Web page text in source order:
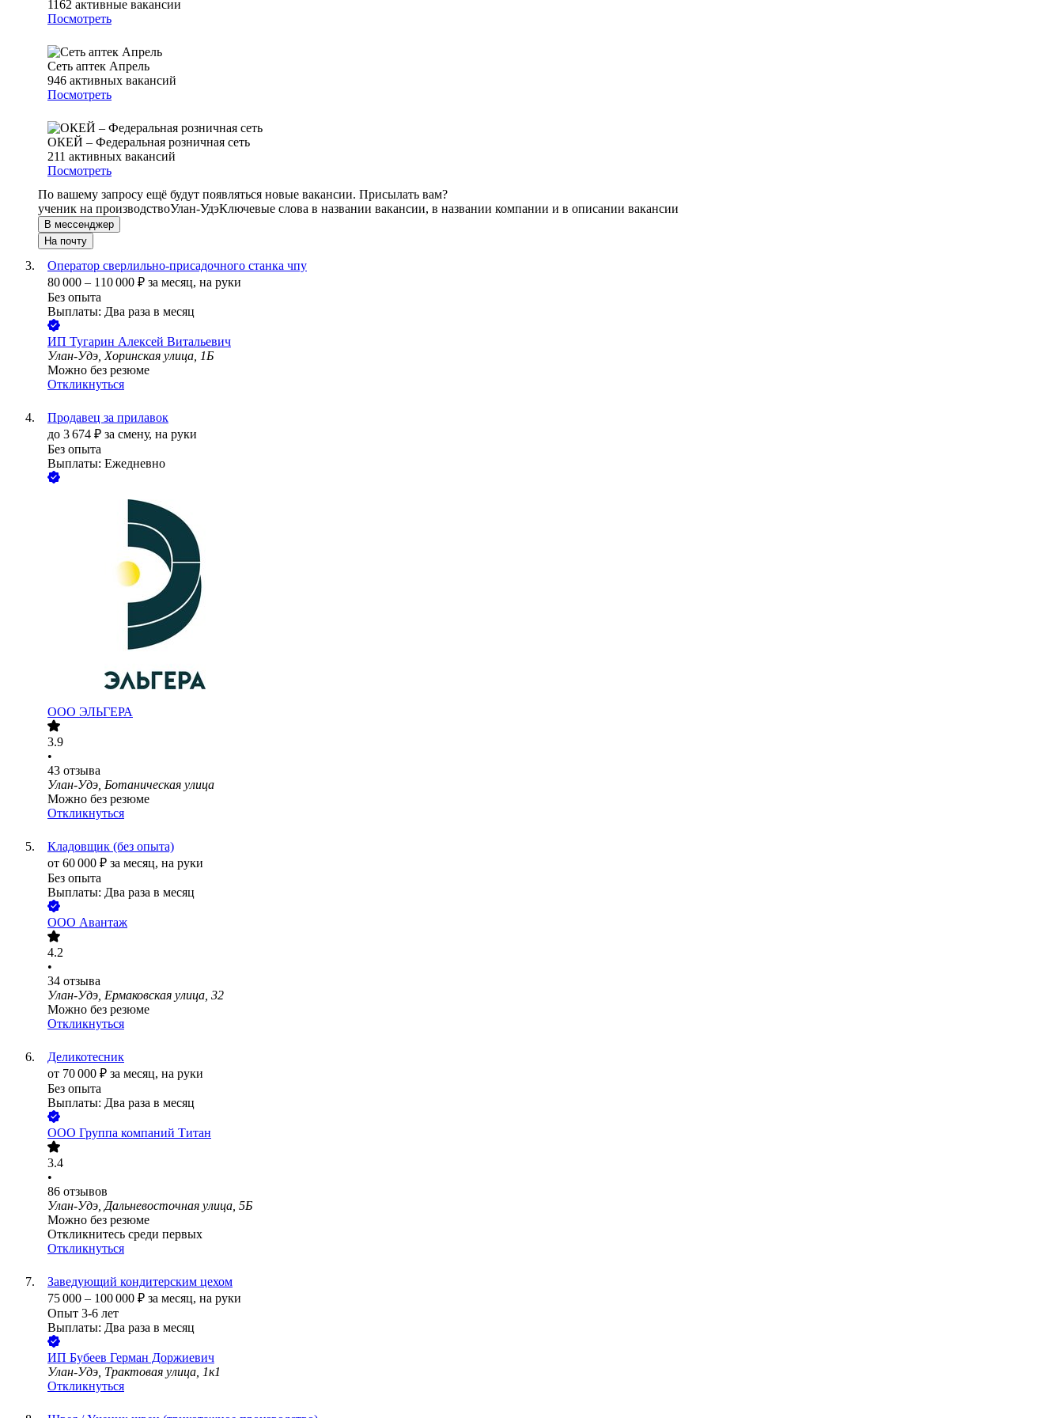
1162 активные вакансии
Посмотреть
Сеть аптек Апрель
946 активных вакансий
Посмотреть
ОКЕЙ – Федеральная розничная сеть
211 активных вакансий
Посмотреть
По вашему запросу ещё будут появляться новые вакансии. Присылать вам?
ученик на производствоУлан-УдэКлючевые слова в названии вакансии, в названии компании и в описании вакансии
В мессенджер
На почту
Оператор сверлильно-присадочного станка чпу
80 000 – 110 000 ₽ за месяц, на руки
Без опыта
Выплаты: Два раза в месяц
ИП Тугарин Алексей Витальевич
Улан-Удэ, Хоринская улица, 1Б
Можно без резюме
Откликнуться
Продавец за прилавок
до 3 674 ₽ за смену, на руки
Без опыта
Выплаты: Ежедневно
ООО ЭЛЬГЕРА
3.9
•
43 отзыва
Улан-Удэ, Ботаническая улица
Можно без резюме
Откликнуться
Кладовщик (без опыта)
от 60 000 ₽ за месяц, на руки
Без опыта
Выплаты: Два раза в месяц
ООО Авантаж
4.2
•
34 отзыва
Улан-Удэ, Ермаковская улица, 32
Можно без резюме
Откликнуться
Деликотесник
от 70 000 ₽ за месяц, на руки
Без опыта
Выплаты: Два раза в месяц
ООО Группа компаний Титан
3.4
•
86 отзывов
Улан-Удэ, Дальневосточная улица, 5Б
Можно без резюме
Откликнитесь среди первых
Откликнуться
Заведующий кондитерским цехом
75 000 – 100 000 ₽ за месяц, на руки
Опыт 3-6 лет
Выплаты: Два раза в месяц
ИП Бубеев Герман Доржиевич
Улан-Удэ, Трактовая улица, 1к1
Откликнуться